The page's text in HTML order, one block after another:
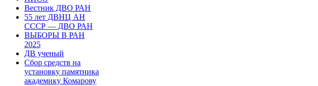
Вестник ДВО РАН
55 лет ДВНЦ АН
СССР — ДВО РАН
ВЫБОРЫ В РАН
2025
ДВ ученый
Сбор средств на
установку памятника
академику Комарову